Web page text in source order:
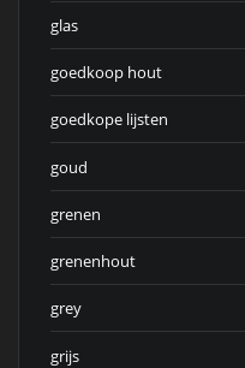
glas
goedkoop hout
goedkope lijsten
goud
grenen
grenenhout
grey
grijs